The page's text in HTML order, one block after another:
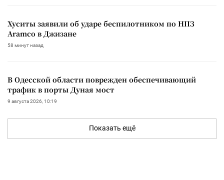
Хуситы заявили об ударе беспилотником по НПЗ
Aramco в Джизане
58 минут назад
В Одесской области поврежден обеспечивающий
трафик в порты Дуная мост
9 августа 2026, 10:19
Показать ещё